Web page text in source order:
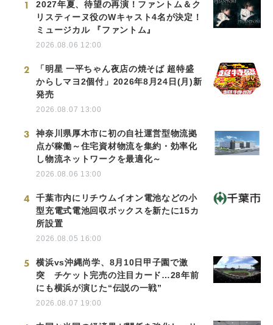
1
2027年夏、待望の再演！ファントム＆ク
リスティーヌ役のWキャスト4名が決定！
ミュージカル 『ファントム』
2026.08.06 12:00
2
「明星 一平ちゃん夜店の焼そば 超特盛
からしマヨ2個付」2026年8月24日(月)新
発売
2026.08.07 13:00
3
神奈川県厚木市に初の自社運営型物流拠
点が稼働～住宅資材物流を集約・効率化
し物流ネットワークを最適化～
2026.08.06 13:00
4
千葉市内にリチウムイオン電池などの小
型充電式電池回収ボックスを新たに15カ
所設置
2026.08.05 16:00
5
横浜vs沖縄尚学、8月10日甲子園で激
突 チケット完売の注目カード…28年前
にも横浜が演じた“伝説の一戦”
2026.08.07 19:00